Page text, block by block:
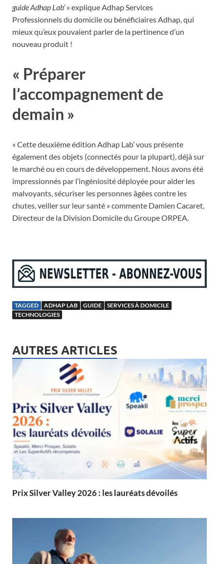
guide Adhap Lab’» explique Adhap Services
Professionnels du domicile ou bénéficiaires Adhap, qui
mieux qu’eux pouvaient parler de la pertinence d’un
nouveau produit !
« Préparer
l’accompagnement de
demain »
« Cette deuxième édition Adhap Lab’ vous présente
également des objets (connectés pour la plupart), déjà sur
le marché ou en cours de développement. Nous avons été
impressionnés par l’ingéniosité déployée pour aider les
malvoyants, sécuriser les personnes âgées contre les
chutes, veiller sur leur santé » commente Damien Cacaret,
Directeur de la Division Domicile du Groupe ORPEA.
TAGGED ADHAP LAB GUIDE
SERVICES À DOMICILE
TECHNOLOGIES
AUTRES ARTICLES
Prix Silver Valley 2026 : les lauréats dévoilés